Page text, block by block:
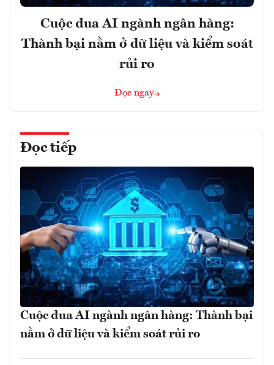
Cuộc đua AI ngành ngân hàng:
Thành bại nằm ở dữ liệu và kiểm soát
rủi ro
Đọc ngay
Đọc tiếp
Cuộc đua AI ngành ngân hàng: Thành bại
nằm ở dữ liệu và kiểm soát rủi ro